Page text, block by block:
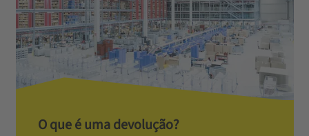
O que é uma devolução?